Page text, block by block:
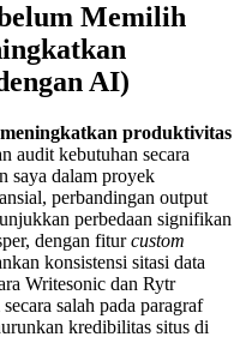
Memilih
AI)
meningkatkan produktivitas
audit kebutuhan secara
saya dalam proyek
perbandingan output
perbedaan signifikan
dengan fiturcustom
konsistensi sitasi data
Writesonic dan Rytr
salah pada paragraf
kredibilitas situs di